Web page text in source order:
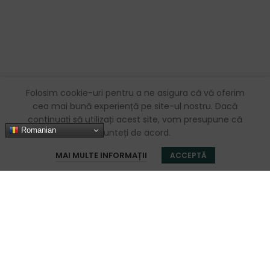
Folosim cookie-uri pentru a ne asigura că vă oferim
cea mai bună experiență pe site-ul nostru. Dacă
continuați să utilizați acest site, vom presupune că
sunteți de acord.
MAI MULTE INFORMAȚII ACCEPTĂ
Romanian
Coș Contul meu